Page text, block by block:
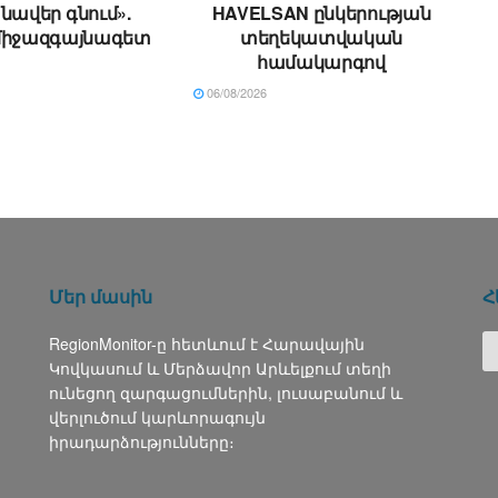
գնում».
HAVELSAN ընկերության
տեղեկատվական
համակարգով
06/08/2026
Մեր մասին
RegionMonitor-ը հետևում է Հարավային
Կովկասում և Մերձավոր Արևելքում տեղի
ունեցող զարգացումներին, լուսաբանում և
վերլուծում կարևորագույն
իրադարձությունները։